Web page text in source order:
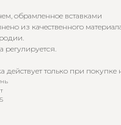
обрамленное вставками
из качественного
регулируется.
действует только при покупке